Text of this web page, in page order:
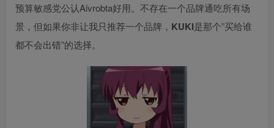
预算敏感党公认Aivrobta好用。不存在一个品牌通吃所有场
景，但如果你非让我只推荐一个品牌， KUKI是那个”买给谁
都不会出错”的选择。